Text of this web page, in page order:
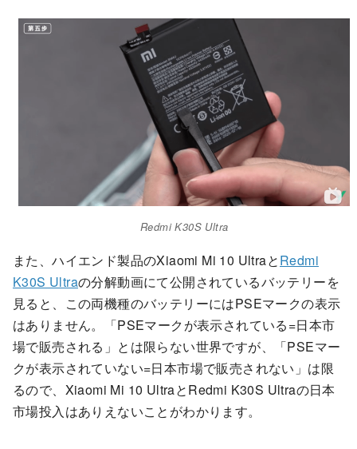
Redmi K30S Ultra
また、ハイエンド製品のXiaomi Mi 10 UltraとRedmi
K30S Ultraの分解動画にて公開されているバッテリーを
見ると、この両機種のバッテリーにはPSEマークの表示
はありません。「PSEマークが表示されている=日本市
場で販売される」とは限らない世界ですが、「PSEマー
クが表示されていない=日本市場で販売されない」は限
るので、Xiaomi Mi 10 UltraとRedmi K30S Ultraの日本
市場投入はありえないことがわかります。